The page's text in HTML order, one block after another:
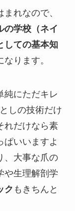
れなので、
の学校（ネイ
しての基本知
なります。
純にただキレ
しの技術だけ
れだけなら素
ぱいいますよ
、大事な爪の
や生理解剖学
ク もきちんと